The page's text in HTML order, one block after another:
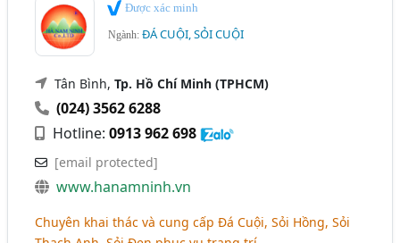
Được xác minh
Ngành:ĐÁ CUỘI, SỎI CUỘI
Tân Bình,Tp. Hồ Chí Minh (TPHCM)
(024) 3562 6288
Hotline:0913 962 698
[email protected]
www.hanamninh.vn
Chuyên khai thác và cung cấp Đá Cuội, Sỏi Hồng, Sỏi